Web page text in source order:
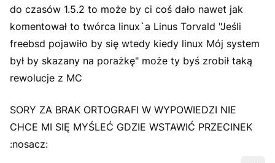
do czasów 1.5.2 to może by ci coś dało nawet jak
komentował to twórca linux`a Linus Torvald "Jeśli
freebsd pojawiło by się wtedy kiedy linux Mój system
był by skazany na porażkę" może ty byś zrobił taką
rewolucje z MC
SORY ZA BRAK ORTOGRAFI W WYPOWIEDZI NIE
CHCE MI SIĘ MYŚLEĆ GDZIE WSTAWIĆ PRZECINEK
:nosacz: